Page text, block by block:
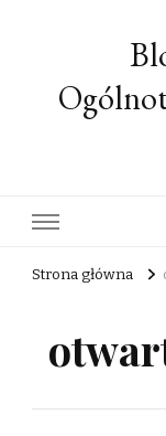
Strona główna